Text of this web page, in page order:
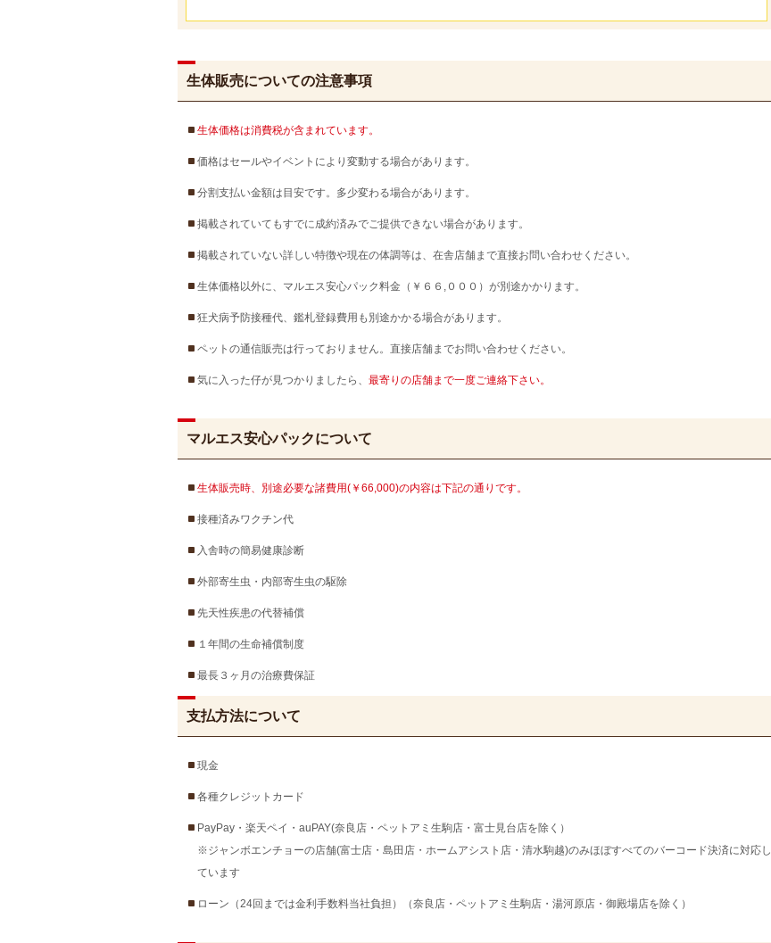
生体販売についての注意事項
生体価格は消費税が含まれています。
価格はセールやイベントにより変動する場合があります。
分割支払い金額は目安です。多少変わる場合があります。
掲載されていてもすでに成約済みでご提供できない場合があります。
掲載されていない詳しい特徴や現在の体調等は、在舎店舗まで直接お問い合わせください。
生体価格以外に、マルエス安心パック料金（￥６６,０００）が別途かかります。
狂犬病予防接種代、鑑札登録費用も別途かかる場合があります。
ペットの通信販売は行っておりません。直接店舗までお問い合わせください。
気に入った仔が見つかりましたら、最寄りの店舗まで一度ご連絡下さい。
マルエス安心パックについて
生体販売時、別途必要な諸費用(￥66,000)の内容は下記の通りです。
接種済みワクチン代
入舎時の簡易健康診断
外部寄生虫・内部寄生虫の駆除
先天性疾患の代替補償
１年間の生命補償制度
最長３ヶ月の治療費保証
支払方法について
現金
各種クレジットカード
PayPay・楽天ペイ・auPAY(奈良店・ペットアミ生駒店・富士見台店を除く）
※ジャンボエンチョーの店舗(富士店・島田店・ホームアシスト店・清水駒越)のみほぼすべてのバーコード決済に対応し
ています
ローン（24回までは金利手数料当社負担）（奈良店・ペットアミ生駒店・湯河原店・御殿場店を除く）